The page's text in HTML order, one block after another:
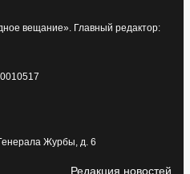
вещание». Главный редактор:
Журбы, д. 6
Редакция новостей